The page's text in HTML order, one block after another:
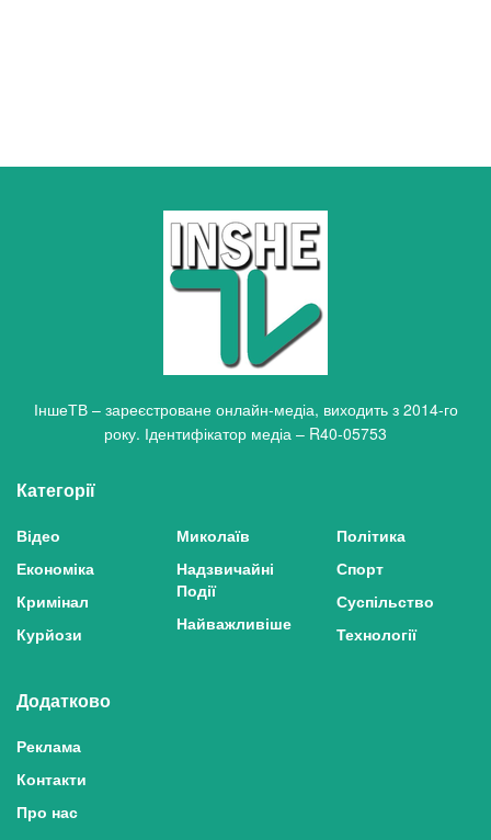
ІншеТВ – зареєстроване онлайн-медіа, виходить з 2014-го
року. Ідентифікатор медіа – R40-05753
Категорії
Відео
Економіка
Кримінал
Курйози
Миколаїв
Надзвичайні
Події
Найважливіше
Політика
Спорт
Суспільство
Технології
Додатково
Реклама
Контакти
Про нас